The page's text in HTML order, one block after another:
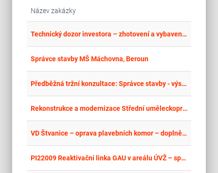
Název zakázky
Technický dozor investora – zhotovení a vybavení staveb objektů bezpečnosti mezinárodního veřejného letiště Brno – Tuřany a dodávky technologií mezinárodního veřejného letiště Brno – Tuřany III
Správce stavby MŠ Máchovna, Beroun
Předběžná tržní konzultace: Správce stavby - výstavba lanové dráhy na Ještěd formou design and build
Rekonstrukce a modernizace Střední uměleckoprůmyslové školy keramické a sklářské Karlovy Vary – TDS, koordinátor BOZP a související činnosti
VD Štvanice – oprava plavebních komor – doplnění týmu Správce stavby
PI22009 Reaktivační linka GAU v areálu ÚVŽ – správce stavby